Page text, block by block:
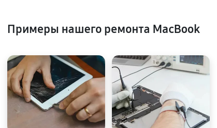
Примеры нашего ремонта MacBook